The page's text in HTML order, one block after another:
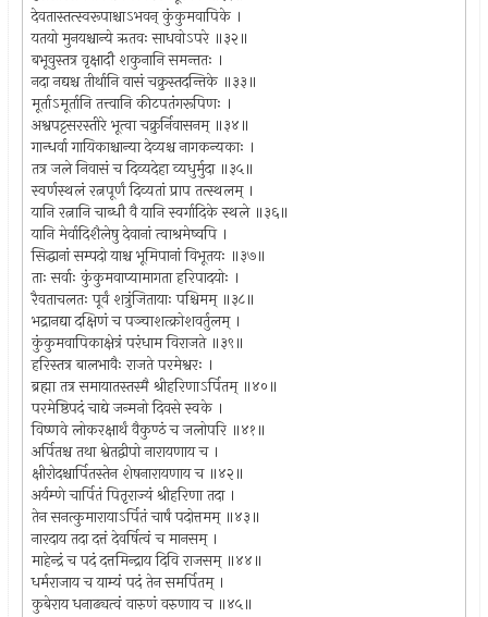
देवतास्तत्स्वरूपाश्चाऽभवन् कुंकुमवापिके ।
यतयो मुनयश्चान्ये ऋतवः साधवोऽपरे ॥३२॥
बभूवुस्तत्र वृक्षादौ शकुनानि समन्ततः ।
नदा नद्यश्च तीर्थानि वासं चक्रुस्तदन्तिके ॥३३॥
मूर्ताऽमूर्तानि तत्त्वानि कीटपतंगरूपिणः ।
अश्वपट्टसरस्तीरे भूत्वा चक्रुर्निवासनम् ॥३४॥
गान्धर्वा गायिकाश्चान्या देव्यश्च नागकन्यकाः ।
तत्र जले निवासं च दिव्यदेहा व्यधुर्मुदा ॥३५॥
स्वर्णस्थलं रत्नपूर्णं दिव्यतां प्राप तत्स्थलम् ।
यानि रत्नानि चाब्धौ वै यानि स्वर्गादिके स्थले ॥३६॥
यानि मेर्वादिशैलेषु देवानां त्वाश्रमेष्वपि ।
सिद्धानां सम्पदो याश्च भूमिपानां विभूतयः ॥३७॥
ताः सर्वाः कुंकुमवाप्यामागता हरिपादयोः ।
रैवताचलतः पूर्वं शत्रुंजितायाः पश्चिमम् ॥३८॥
भद्रानद्या दक्षिणं च पञ्चाशत्क्रोशवर्तुलम् ।
कुंकुमवापिकाक्षेत्रं परंधाम विराजते ॥३९॥
हरिस्तत्र बालभावैः राजते परमेश्वरः ।
ब्रह्मा तत्र समायातस्तस्मै श्रीहरिणाऽर्पितम् ॥४०॥
परमेष्ठिपदं चाद्ये जन्मनो दिवसे स्वके ।
विष्णवे लोकरक्षार्थं वैकुण्ठं च जलोपरि ॥४१॥
अर्पितश्च तथा श्वेतद्वीपो नारायणाय च ।
क्षीरोदश्चार्पितस्तेन शेषनारायणाय च ॥४२॥
अर्यम्णे चार्पितं पितृराज्यं श्रीहरिणा तदा ।
तेन सनत्कुमारायाऽर्पितं चार्षं पदोत्तमम् ॥४३॥
नारदाय तदा दत्तं देवर्षित्वं च मानसम् ।
माहेन्द्रं च पदं दत्तमिन्द्राय दिवि राजसम् ॥४४॥
धर्मराजाय च याम्यं पदं तेन समर्पितम् ।
कुबेराय धनाढ्यत्वं वारुणं वरुणाय च ॥४५॥